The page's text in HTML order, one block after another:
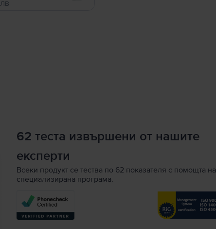
ЛВ
62 теста извършени от нашите
експерти
Всеки продукт се тества по 62 показателя с помощта на
специализирана програма.